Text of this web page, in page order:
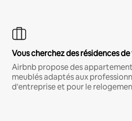
Vous cherchez des résidences
Airbnb propose des
meublés adaptés aux
d'entreprise et pour le